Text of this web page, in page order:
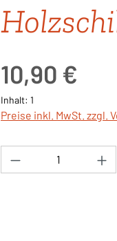
10,90 €
Inhalt: 1
Preise inkl. MwSt. zzgl.
Produkt